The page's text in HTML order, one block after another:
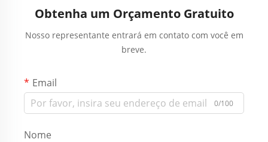
Obtenha um Orçamento Gratuito
Nosso representante entrará em contato com você em
breve.
Email
0/100
Nome